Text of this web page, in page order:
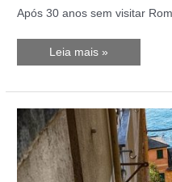
Após 30 anos sem visitar
Roma
–
Lorenzo
–
O
bairro
jovem
Leia mais »